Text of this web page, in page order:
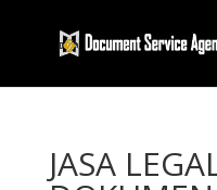
JASA